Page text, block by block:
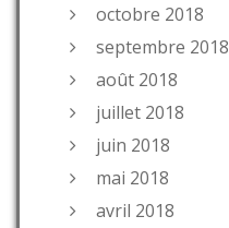
octobre 2018
septembre 2018
août 2018
juillet 2018
juin 2018
mai 2018
avril 2018